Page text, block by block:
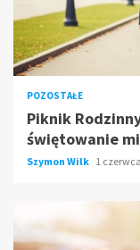
POZOSTAŁE
Piknik
świętowanie
Szymon Wilk 1